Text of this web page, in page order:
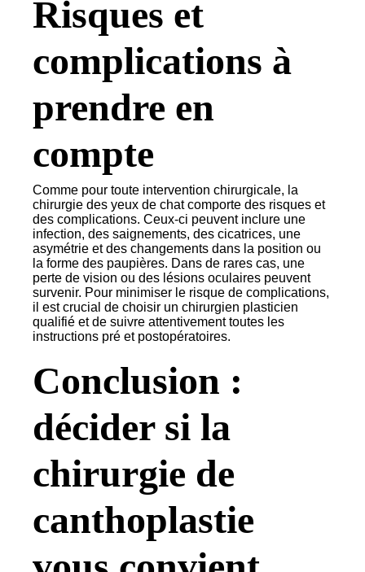
Risques et
complications à
prendre en
compte
Comme pour toute intervention chirurgicale, la
chirurgie des yeux de chat comporte des risques et
des complications. Ceux-ci peuvent inclure une
infection, des saignements, des cicatrices, une
asymétrie et des changements dans la position ou
la forme des paupières. Dans de rares cas, une
perte de vision ou des lésions oculaires peuvent
survenir. Pour minimiser le risque de complications,
il est crucial de choisir un chirurgien plasticien
qualifié et de suivre attentivement toutes les
instructions pré et postopératoires.
Conclusion :
décider si la
chirurgie de
canthoplastie